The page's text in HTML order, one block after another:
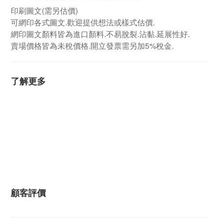
印刷圖文(需另估價)
可網印各式圖文.歡迎提供想法或樣式估價.
網印圖文顏料皆為進口顏料.不易脫裂.沾黏.延展性好.
賣場價格皆為未稅價格.開立發票需另加5%稅金.
了解更多
顧客評價